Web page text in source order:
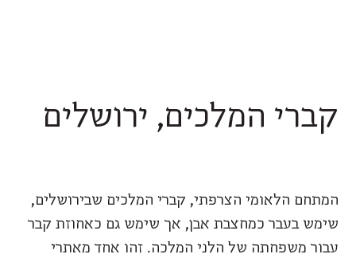
קברי המלכים, ירושלים
המתחם הלאומי הצרפתי, קברי המלכים שבירושלים,
שימש בעבר כמחצבת אבן, אך שימש גם כאחוזת קבר
עבור משפחתה של הלני המלכה. זהו אחד מאתרי